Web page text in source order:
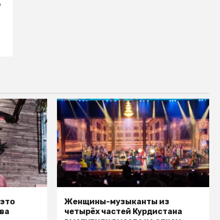
Женщины-музыканты из
четырёх частей Курдистана